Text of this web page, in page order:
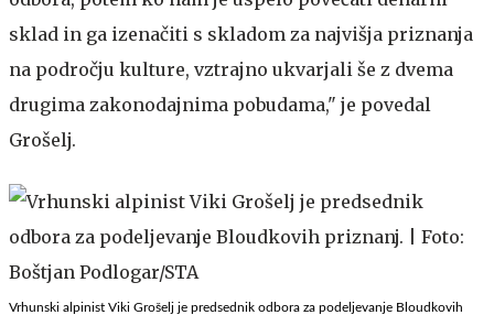
sklad in ga izenačiti s skladom za najvišja priznanja
na področju kulture, vztrajno ukvarjali še z dvema
drugima zakonodajnima pobudama," je povedal
Grošelj.
Vrhunski alpinist Viki Grošelj je predsednik odbora za podeljevanje Bloudkovih